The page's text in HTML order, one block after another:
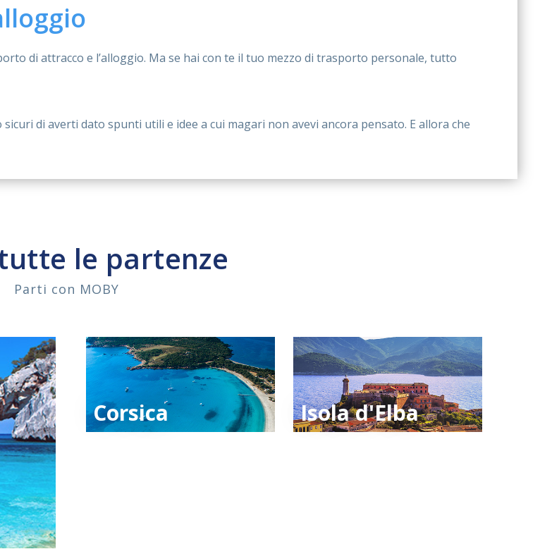
di attracco e l’alloggio. Ma se hai con te il tuo mezzo di trasporto personale, tutto
di averti dato spunti utili e idee a cui magari non avevi ancora pensato. E allora che
le partenze
Parti con MOBY
Corsica
Isola d'Elba